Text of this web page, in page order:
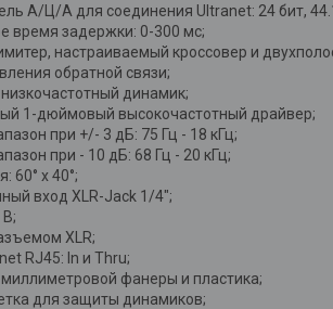
А/Ц/А для соединения Ultranet: 24 бит,
время задержки: 0-300 мс;
настраиваемый кроссовер и
обратной связи;
динамик;
1-дюймовый высокочастотный драйвер;
при +/- 3 дБ: 75 Гц - 18 кГц;
при - 10 дБ: 68 Гц - 20 кГц;
60° х 40°;
вход XLR-Jack 1/4";
XLR;
RJ45: In и Thru;
миллиметровой фанеры и пластика;
для защиты динамиков;